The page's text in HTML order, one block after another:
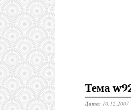
Тема
Дата: 10.12.2007 |